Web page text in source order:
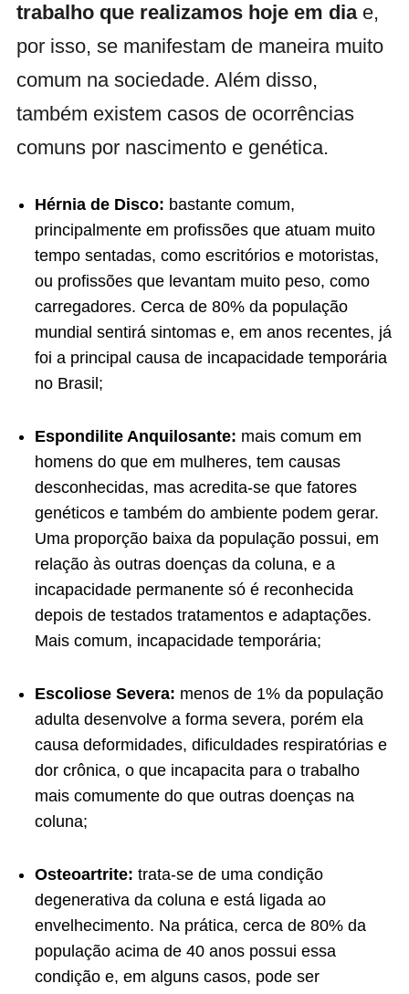
trabalho que realizamos hoje em diae,
por isso, se manifestam de maneira muito
comum na sociedade. Além disso,
também existem casos de ocorrências
comuns por nascimento e genética.
Hérnia de Disco: bastante comum,
principalmente em profissões que atuam muito
tempo sentadas, como escritórios e motoristas,
ou profissões que levantam muito peso, como
carregadores. Cerca de 80% da população
mundial sentirá sintomas e, em anos recentes, já
foi a principal causa de incapacidade temporária
no Brasil;
Espondilite Anquilosante: mais comum em
homens do que em mulheres, tem causas
desconhecidas, mas acredita-se que fatores
genéticos e também do ambiente podem gerar.
Uma proporção baixa da população possui, em
relação às outras doenças da coluna, e a
incapacidade permanente só é reconhecida
depois de testados tratamentos e adaptações.
Mais comum, incapacidade temporária;
Escoliose Severa: menos de 1% da população
adulta desenvolve a forma severa, porém ela
causa deformidades, dificuldades respiratórias e
dor crônica, o que incapacita para o trabalho
mais comumente do que outras doenças na
coluna;
Osteoartrite: trata-se de uma condição
degenerativa da coluna e está ligada ao
envelhecimento. Na prática, cerca de 80% da
população acima de 40 anos possui essa
condição e, em alguns casos, pode ser